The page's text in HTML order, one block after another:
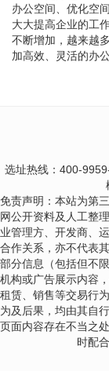
办公空间、优化空
大大提高企业的工
不断增加，越来越
加高效、灵活的办公
选址热线：400-
免责声明：本站为第
网公开资料及人工整
业管理方、开发商、
合作关系，亦不代表
部分信息（包括但不
机构或广告展示内容
租赁、销售等交易行
为及后果，均由其自
页面内容存在不当之
时配